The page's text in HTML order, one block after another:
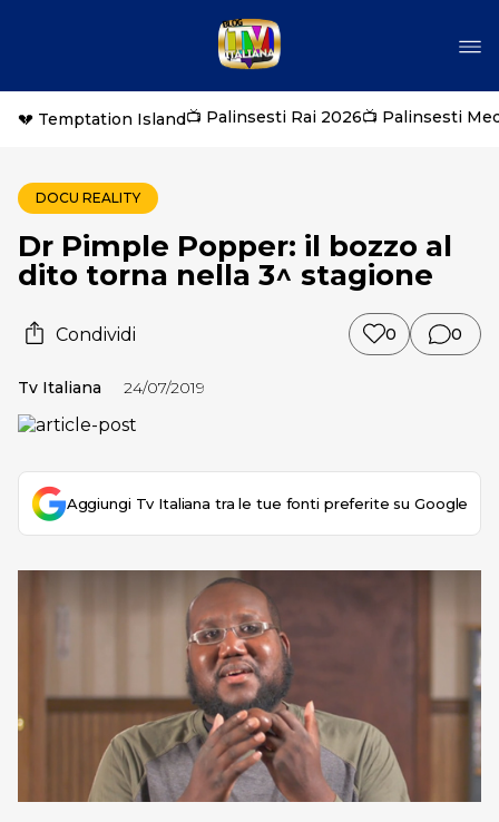
💔 Temptation Island📺 Palinsesti Rai 2026📺 Palinsesti
DOCU REALITY
Dr Pimple Popper: il bozzo al
dito torna nella 3^ stagione
Condividi 0 0
Tv Italiana 24/07/2019
Aggiungi Tv Italiana tra le tue fonti preferite su Google